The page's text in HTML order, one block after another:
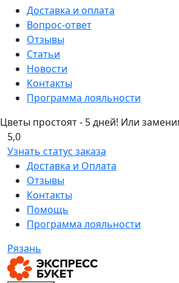
Доставка и оплата
Вопрос-ответ
Отзывы
Статьи
Новости
Контакты
Программа лояльности
Цветы простоят - 5 дней! Или
5,0
Узнать статус заказа
Доставка и Оплата
Отзывы
Контакты
Помощь
Программа лояльности
Рязань